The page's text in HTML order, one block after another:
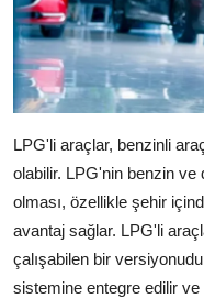
LPG'li araçlar, benzinli
olabilir. LPG'nin benzin ve
olması, özellikle şehir
avantaj sağlar. LPG'li
çalışabilen bir
sistemine entegre edilir